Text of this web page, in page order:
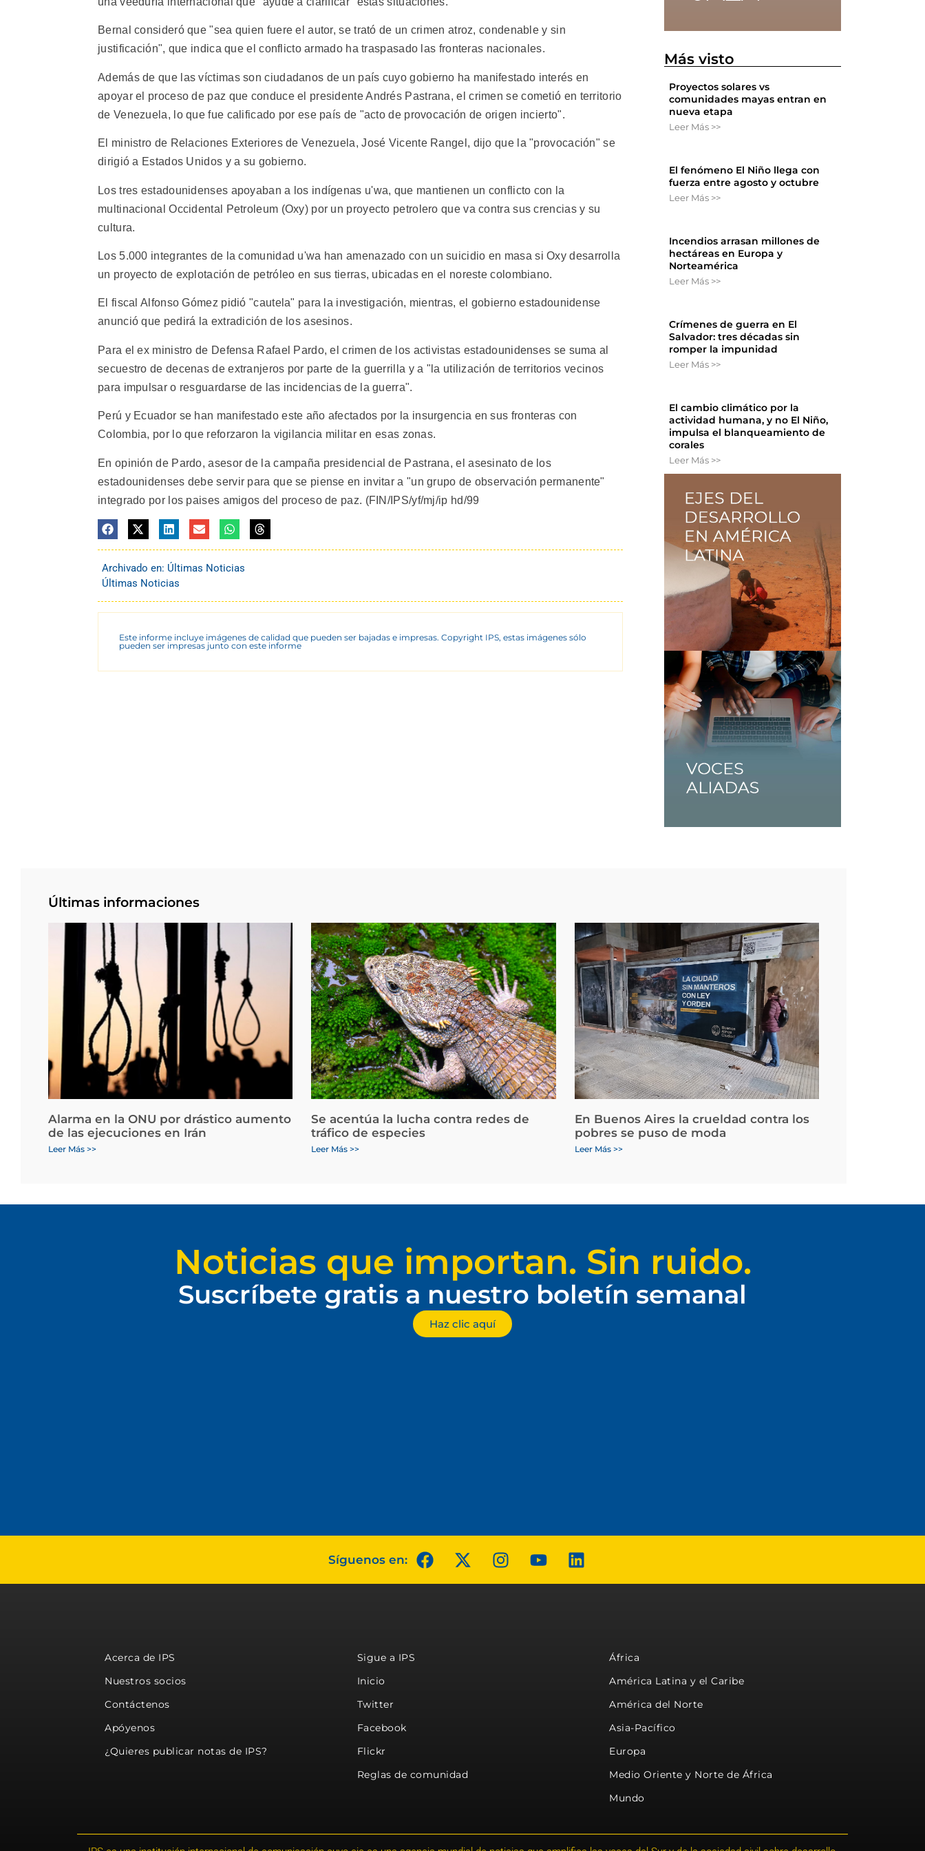
Bernal consideró que "sea quien fuere el autor, se trató de un crimen atroz, condenable y sin
justificación", que indica que el conflicto armado ha traspasado las fronteras nacionales.
Además de que las víctimas son ciudadanos de un país cuyo gobierno ha manifestado interés en
apoyar el proceso de paz que conduce el presidente Andrés Pastrana, el crimen se cometió en territorio
de Venezuela, lo que fue calificado por ese país de "acto de provocación de origen incierto".
El ministro de Relaciones Exteriores de Venezuela, José Vicente Rangel, dijo que la "provocación" se
dirigió a Estados Unidos y a su gobierno.
Los tres estadounidenses apoyaban a los indígenas u'wa, que mantienen un conflicto con la
multinacional Occidental Petroleum (Oxy) por un proyecto petrolero que va contra sus crencias y su
cultura.
Los 5.000 integrantes de la comunidad u'wa han amenazado con un suicidio en masa si Oxy desarrolla
un proyecto de explotación de petróleo en sus tierras, ubicadas en el noreste colombiano.
El fiscal Alfonso Gómez pidió "cautela" para la investigación, mientras, el gobierno estadounidense
anunció que pedirá la extradición de los asesinos.
Para el ex ministro de Defensa Rafael Pardo, el crimen de los activistas estadounidenses se suma al
secuestro de decenas de extranjeros por parte de la guerrilla y a "la utilización de territorios vecinos
para impulsar o resguardarse de las incidencias de la guerra".
Perú y Ecuador se han manifestado este año afectados por la insurgencia en sus fronteras con
Colombia, por lo que reforzaron la vigilancia militar en esas zonas.
En opinión de Pardo, asesor de la campaña presidencial de Pastrana, el asesinato de los
estadounidenses debe servir para que se piense en invitar a "un grupo de observación permanente"
integrado por los paises amigos del proceso de paz. (FIN/IPS/yf/mj/ip hd/99
Archivado en: Últimas Noticias
Últimas Noticias
Este informe incluye imágenes de calidad que pueden ser bajadas e impresas. Copyright IPS, estas imágenes sólo
pueden ser impresas junto con este informe
Más visto
Proyectos solares vs
comunidades mayas entran en
nueva etapa
Leer Más >>
El fenómeno El Niño llega con
fuerza entre agosto y octubre
Leer Más >>
Incendios arrasan millones de
hectáreas en Europa y
Norteamérica
Leer Más >>
Crímenes de guerra en El
Salvador: tres décadas sin
romper la impunidad
Leer Más >>
El cambio climático por la
actividad humana, y no El Niño,
impulsa el blanqueamiento de
corales
Leer Más >>
Últimas informaciones
Alarma en la ONU por drástico aumento
de las ejecuciones en Irán
Leer Más >>
Se acentúa la lucha contra redes de
tráfico de especies
Leer Más >>
En Buenos Aires la crueldad contra los
pobres se puso de moda
Leer Más >>
Noticias que importan. Sin ruido.
Suscríbete gratis a nuestro boletín semanal
Haz clic aquí
Síguenos en:
Acerca de IPS
Nuestros socios
Contáctenos
Apóyenos
¿Quieres publicar notas de IPS?
Sigue a IPS
Inicio
Twitter
Facebook
Flickr
Reglas de comunidad
África
América Latina y el Caribe
América del Norte
Asia-Pacífico
Europa
Medio Oriente y Norte de África
Mundo